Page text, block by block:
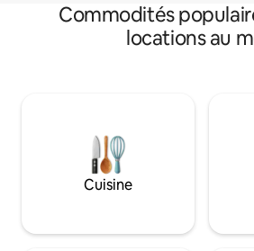
Commodités
locations au
Cuisine